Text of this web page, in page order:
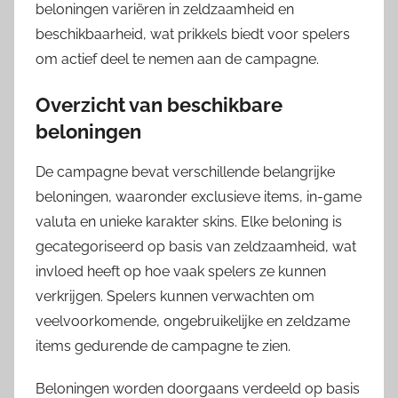
beloningen variëren in zeldzaamheid en
beschikbaarheid, wat prikkels biedt voor spelers
om actief deel te nemen aan de campagne.
Overzicht van beschikbare
beloningen
De campagne bevat verschillende belangrijke
beloningen, waaronder exclusieve items, in-game
valuta en unieke karakter skins. Elke beloning is
gecategoriseerd op basis van zeldzaamheid, wat
invloed heeft op hoe vaak spelers ze kunnen
verkrijgen. Spelers kunnen verwachten om
veelvoorkomende, ongebruikelijke en zeldzame
items gedurende de campagne te zien.
Beloningen worden doorgaans verdeeld op basis